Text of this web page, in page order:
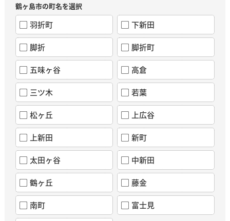
鶴ヶ島市の町名を選択
羽折町 下新田
脚折 脚折町
五味ヶ谷 高倉
三ツ木 若葉
松ヶ丘 上広谷
上新田 新町
太田ヶ谷 中新田
鶴ヶ丘 藤金
南町 富士見